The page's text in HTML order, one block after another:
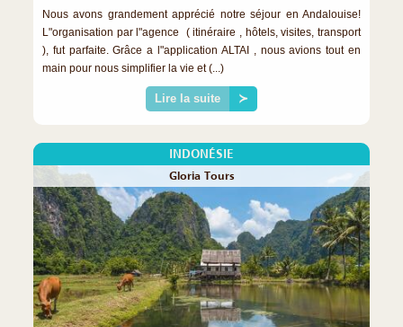
Nous avons grandement apprécié notre séjour en Andalouise!
L"organisation par l"agence ( itinéraire , hôtels, visites, transport
), fut parfaite. Grâce a l"application ALTAI , nous avions tout en
main pour nous simplifier la vie et (...)
Lire la suite ≻
INDONÉSIE
Gloria Tours